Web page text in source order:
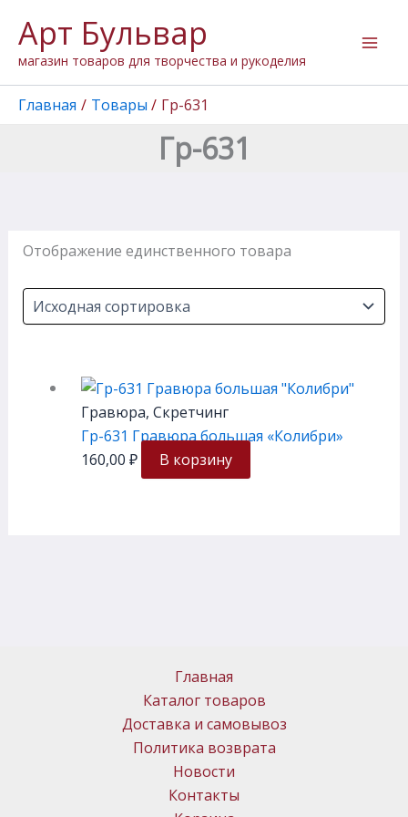
содержимому
Арт Бульвар
магазин товаров для творчества и рукоделия
Главная Товары Гр-631
Гр-631
Отображение единственного товара
Гравюра, Скретчинг
Гр-631 Гравюра большая «Колибри»
160,00 ₽ В корзину
Главная
Каталог товаров
Доставка и самовывоз
Политика возврата
Новости
Контакты